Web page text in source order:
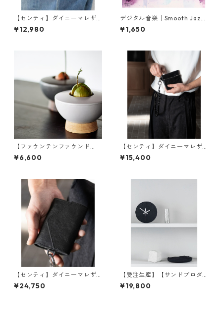
【センティ】ダイニーマレザ
ー 巾着キーリング | キーケー
ス・軽量・コンパクト | SENTI
¥12,980
デジタル音楽│Smooth Jazz
for Night Relax│夜のスムー
スジャズ・まったり癒しBGM
¥1,650
【ファウンテンファウンド
リ】アボカド 栽培 ポット | 花
器・観葉植物・インテリア | F
¥6,600
【センティ】ダイニーマレザ
ー W-ZIPポーチ | 小物入れ・
軽量・収納 | SENTI | [INASEN
¥15,400
【センティ】ダイニーマレザ
ー 3つ折りウォレット×キール
| 財布・軽量・コラボレーショ
¥24,750
【受注生産】【サンドプロダ
クト】SAHA(砂波) 時計 S-Clo
ck φ200 | 掛け時計・インテ
¥19,800